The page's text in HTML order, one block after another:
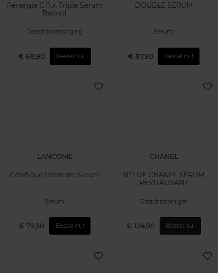
Rénergie C.R.x. Triple Serum
Retinol
Gezichtsverzorging
€ 68,90 Bestel nu!
DOUBLE SERUM
Serum
€ 87,90 Bestel nu!
LANCOME
Génifique Ultimate Serum
Serum
€ 79,50 Bestel nu!
CHANEL
N°1 DE CHANEL SÉRUM
REVITALISANT
Gezichtsreiniger
€ 124,90 Bestel nu!